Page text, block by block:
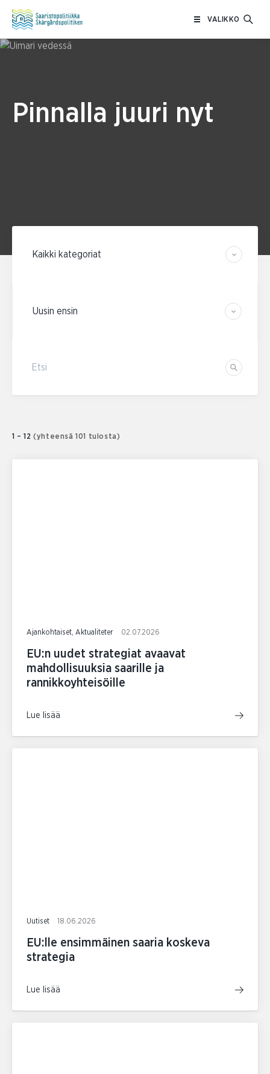
VALIKKO
Pinnalla juuri nyt
Etsi
1 – 12 (yhteensä 101 tulosta)
Ajankohtaiset, Aktualiteter 02.07.2026
EU:n uudet strategiat avaavat
mahdollisuuksia saarille ja
rannikkoyhteisöille
Lue lisää
Uutiset 18.06.2026
EU:lle ensimmäinen saaria koskeva
strategia
Lue lisää